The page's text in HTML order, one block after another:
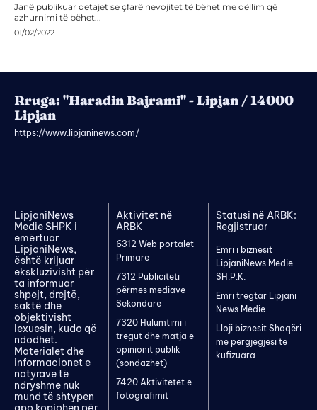
Janë publikuar detajet se çfarë nevojitet të bëhet me qëllim që
azhurnimi të bëhet...
01/02/2022
Rruga: "Haradin Bajrami" - Lipjan / 14000
Lipjan
https://www.lipjaninews.com/
LipjaniNews
Medie SHPK i
emërtuar
LipjaniNews,
është krijuar
ekskluzivisht për
ta informuar
shpejt, drejtë,
saktë dhe
objektivisht
lexuesin, kudo që
ndodhet.
Materialet dhe
informacionet e
natyrave të
ndryshme nuk
mund të shtypen
Aktivitet në
ARBK
6312 Web portalet
Primarë
7312 Publiciteti
përmes mediave
Sekondarë
7320 Hulumtimi i
tregut dhe matja e
opinionit publik
(sondazhet)
7420 Aktivitetet e
fotografimit
Statusi në ARBK:
Regjistruar
Emri i biznesit
LipjaniNews Medie
SH.P.K.
Emri tregtar Lipjani
News Medie
Lloji biznesit Shoqëri
me përgjegjësi të
kufizuara